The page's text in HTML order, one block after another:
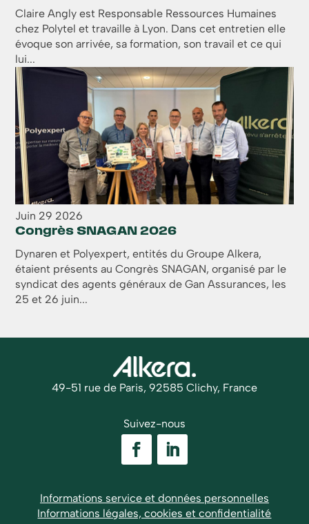
Claire Angly est Responsable Ressources Humaines
chez Polytel et travaille à Lyon. Dans cet entretien elle
évoque son arrivée, sa formation, son travail et ce qui
lui...
Juin 29 2026
Congrès SNAGAN 2026
Dynaren et Polyexpert, entités du Groupe Alkera,
étaient présents au Congrès SNAGAN, organisé par le
syndicat des agents généraux de Gan Assurances, les
25 et 26 juin...
49-51 rue de Paris, 92585 Clichy, France
Suivez-nous
Informations service et données personnelles
Informations légales, cookies et confidentialité